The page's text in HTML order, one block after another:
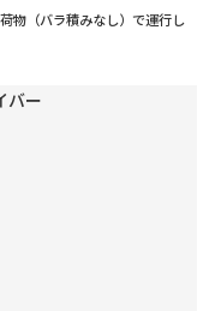
物（バラ積みなし）で運行し